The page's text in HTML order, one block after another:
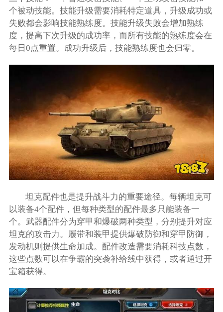
个被动技能。技能升级需要消耗特定道具，升级成功或
失败都会影响技能熟练度。技能升级失败会增加熟练
度，提高下次升级的成功率，而所有技能的熟练度会在
每日0点重置。成功升级后，技能熟练度也会归零。
坦克配件也是提升战斗力的重要途径。每辆坦克可
以装备4个配件，但每种类型的配件最多只能装备一
个。武器配件分为穿甲和爆破两种类型，分别提升对应
坦克的攻击力。履带和装甲提供爆破防御和穿甲防御，
发动机则提供生命加成。配件改造需要消耗科技点数，
这些点数可以在争霸的突袭补给线中获得，或者通过开
宝箱获得。